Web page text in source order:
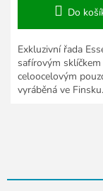
Do
Exkluzivní řada
safírovým sklíčkem
celoocelovým
vyráběná ve